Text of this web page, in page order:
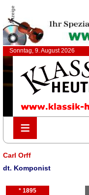
Anzeige
Sonntag, 9. August 2026
≡
≡
Carl Orff
dt. Komponist
* 1895